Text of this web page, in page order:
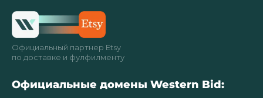
Официальный партнер Etsy
по доставке и фулфилменту
Официальные домены Western Bid: